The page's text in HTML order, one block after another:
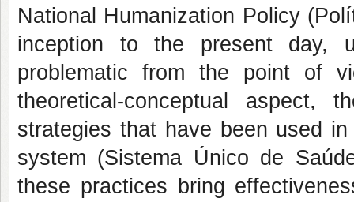
National Humanization Policy
inception to the present day,
problematic from the point of
theoretical-conceptual
strategies that have been used
system (Sistema Único de
these practices bring